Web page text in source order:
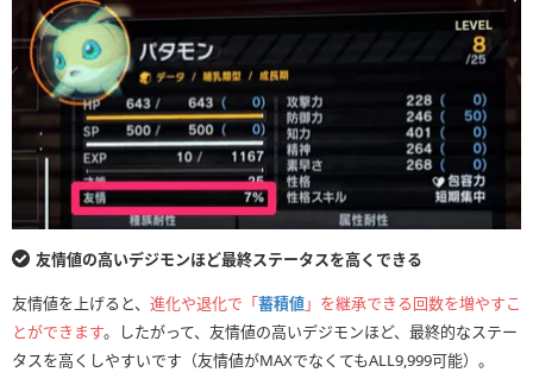
友情値の高いデジモンほど最終ステータスを高くできる
友情値を上げると、 進化や退化で「蓄積値」を継承できる回数を増やすこ
とができます。したがって、友情値の高いデジモンほど、最終的なステー
タスを高くしやすいです（友情値がMAXでなくてもALL9,999可能）。